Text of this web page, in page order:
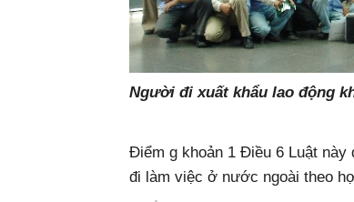
Người đi xuất khẩu lao động
Điểm g khoản 1 Điều 6 Luật này
đi làm việc ở nước ngoài theo